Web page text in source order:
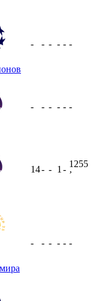
- - - - - -
- - - - - -
14- - 1 -
1255
ʼ
- - - - - -